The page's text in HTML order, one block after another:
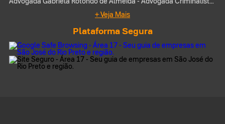
+ Veja Mais
Plataforma Segura